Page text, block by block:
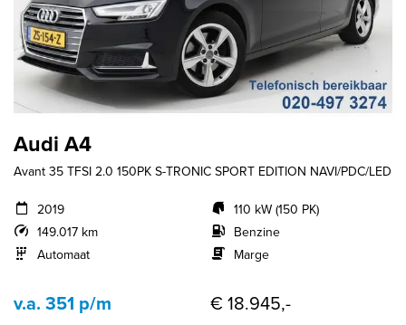
Audi A4
Avant 35 TFSI 2.0 150PK S-TRONIC SPORT EDITION NAVI/PDC/LED
2019
149.017 km
Automaat
110 kW (150 PK)
Benzine
Marge
v.a. 351 p/m € 18.945,-